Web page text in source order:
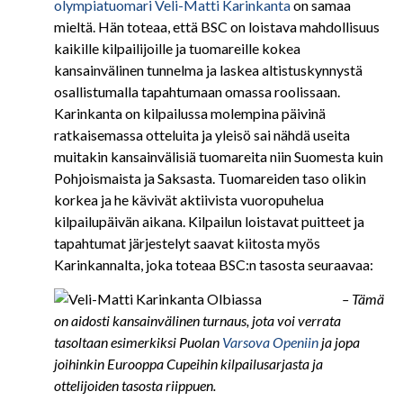
olympiatuomari Veli-Matti Karinkantaon samaa
mieltä. Hän toteaa, että BSC on loistava mahdollisuus
kaikille kilpailijoille ja tuomareille kokea
kansainvälinen tunnelma ja laskea altistuskynnystä
osallistumalla tapahtumaan omassa roolissaan.
Karinkanta on kilpailussa molempina päivinä
ratkaisemassa otteluita ja yleisö sai nähdä useita
muitakin kansainvälisiä tuomareita niin Suomesta kuin
Pohjoismaista ja Saksasta. Tuomareiden taso olikin
korkea ja he kävivät aktiivista vuoropuhelua
kilpailupäivän aikana. Kilpailun loistavat puitteet ja
tapahtumat järjestelyt saavat kiitosta myös
Karinkannalta, joka toteaa BSC:n tasosta seuraavaa:
– Tämä
on aidosti kansainvälinen turnaus, jota voi verrata
tasoltaan esimerkiksi Puolan Varsova Openiin ja jopa
joihinkin Eurooppa Cupeihin kilpailusarjasta ja
ottelijoiden tasosta riippuen.